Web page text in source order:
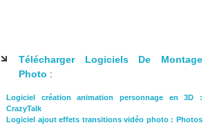
Télécharger Logiciels De Montage
Photo :
Logiciel création animation personnage en 3D :
CrazyTalk
Logiciel ajout effets transitions vidéo photo : Photos